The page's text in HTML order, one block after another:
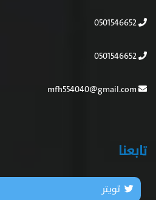
تابعنا
تويتر